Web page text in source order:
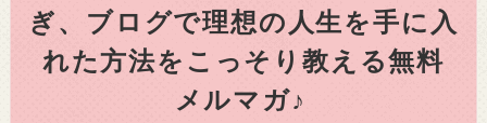
ぎ、ブログで理想の人生を手に入
れた方法をこっそり教える無料
メルマガ♪